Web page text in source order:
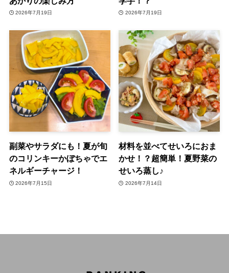
2026年7月19日 2026年7月19日
副菜やサラダにも！夏が旬
のコリンキーかぼちゃでエ
ネルギーチャージ！
2026年7月15日
材料を並べてせいろにおま
かせ！？超簡単！夏野菜の
せいろ蒸し♪
2026年7月14日